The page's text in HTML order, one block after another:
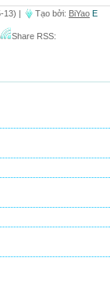
13) | Tạo bởi: BiYao E
Share RSS: